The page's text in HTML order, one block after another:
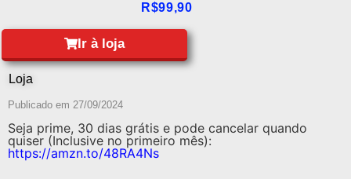
R$99,90
Ir à loja
Loja
Publicado em 27/09/2024
Seja prime, 30 dias grátis e pode cancelar quando
quiser (Inclusive no primeiro mês):
https://amzn.to/48RA4Ns